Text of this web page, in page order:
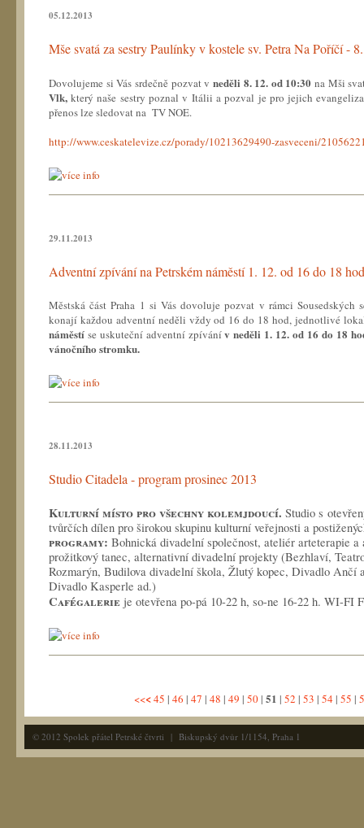
05.12.2013
Mše svatá za sestry Paulínky v kostele sv. Petra Na Poříčí -
Dovolujeme si Vás srdečně pozvat v neděli 8. 12. od 10:30 na Mši
Vlk, který naše sestry poznal v Itálii a pozval je pro jejich
přenos lze sledovat na TV NOE.
http://www.ceskatelevize.cz/porady/10213629490-zasveceni/
29.11.2013
Adventní zpívání na Petrském náměstí 1. 12. od 16 do 18 hod
Městská část Praha 1 si Vás dovoluje pozvat v rámci Sousedských
konají každou adventní neděli vždy od 16 do 18 hod, jednotlivé
náměstí se uskuteční adventní zpívánív neděli 1. 12. od 16 do 18
vánočního stromku.
28.11.2013
Studio Citadela - program prosinec 2013
Kulturní místo pro všechny kolemjdoucí. Studio s
tvůrčích dílen pro širokou skupinu kulturní veřejnosti a
programy: Bohnická divadelní společnost, ateliér arteterapie
prožitkový tanec, alternativní divadelní projekty (Bezhlaví,
Rozmarýn, Budilova divadelní škola, Žlutý kopec, Divadlo Ančí
Divadlo Kasperle ad.)
Cafégalerie je otevřena po-pá 10-22 h, so-ne 16-22 h. WI-FI
<<<45 | 46 | 47 | 48 | 49 | 50 | 51 | 52 | 53 | 54 | 55 |
© 2012 Spolek přátel Petrské čtvrti | Biskupský dvůr 1/1154, Praha 1